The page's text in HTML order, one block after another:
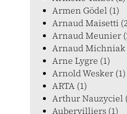
Armen Gödel (1)
Arnaud Maisetti
Arnaud Meunier
Arnaud Michniak
Arne Lygre (1)
Arnold Wesker (1)
ARTA (1)
Arthur Nauzyciel
Aubervilliers (1)